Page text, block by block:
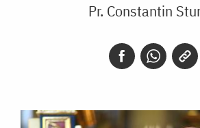
Pr. Constantin